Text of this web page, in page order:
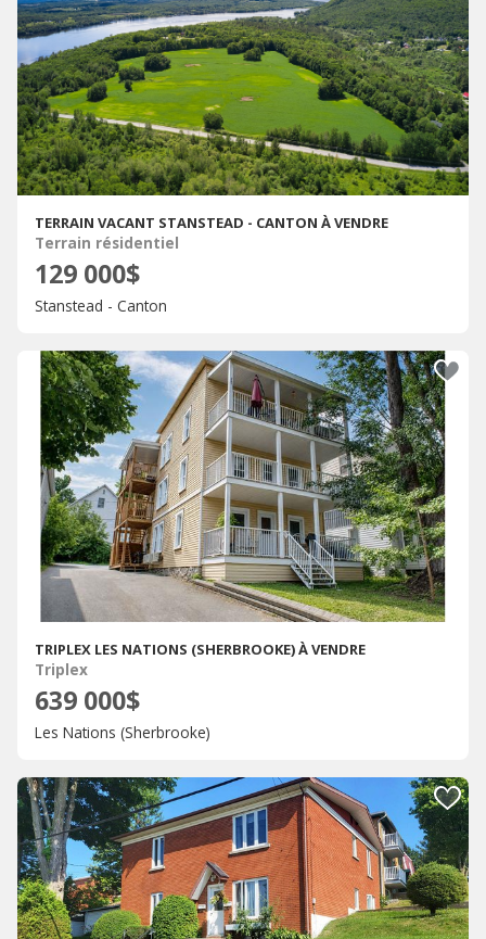
TERRAIN VACANT STANSTEAD - CANTON À VENDRE
Terrain résidentiel
129 000$
Stanstead - Canton
TRIPLEX LES NATIONS (SHERBROOKE) À VENDRE
Triplex
639 000$
Les Nations (Sherbrooke)